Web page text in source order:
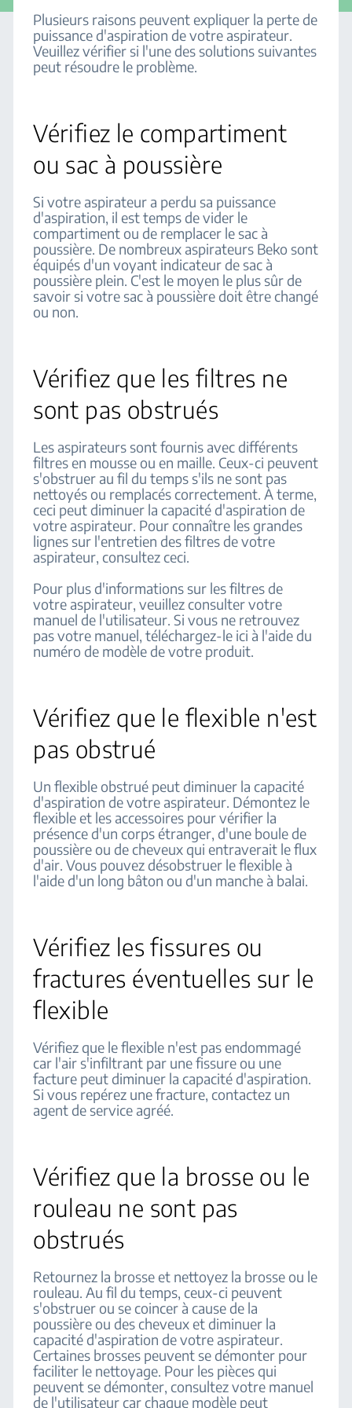
Plusieurs raisons peuvent expliquer la perte de
puissance d'aspiration de votre aspirateur.
Veuillez vérifier si l'une des solutions suivantes
peut résoudre le problème.
Vérifiez le compartiment
ou sac à poussière
Si votre aspirateur a perdu sa puissance
d'aspiration, il est temps de vider le
compartiment ou de remplacer le sac à
poussière. De nombreux aspirateurs Beko sont
équipés d'un voyant indicateur de sac à
poussière plein. C'est le moyen le plus sûr de
savoir si votre sac à poussière doit être changé
ou non.
Vérifiez que les filtres ne
sont pas obstrués
Les aspirateurs sont fournis avec différents
filtres en mousse ou en maille. Ceux-ci peuvent
s'obstruer au fil du temps s'ils ne sont pas
nettoyés ou remplacés correctement. À terme,
ceci peut diminuer la capacité d'aspiration de
votre aspirateur. Pour connaître les grandes
lignes sur l'entretien des filtres de votre
aspirateur, consultez ceci.
Pour plus d'informations sur les filtres de
votre aspirateur, veuillez consulter votre
manuel de l'utilisateur. Si vous ne retrouvez
pas votre manuel, téléchargez-le ici à l'aide du
numéro de modèle de votre produit.
Vérifiez que le flexible n'est
pas obstrué
Un flexible obstrué peut diminuer la capacité
d'aspiration de votre aspirateur. Démontez le
flexible et les accessoires pour vérifier la
présence d'un corps étranger, d'une boule de
poussière ou de cheveux qui entraverait le flux
d'air. Vous pouvez désobstruer le flexible à
l'aide d'un long bâton ou d'un manche à balai.
Vérifiez les fissures ou
fractures éventuelles sur le
flexible
Vérifiez que le flexible n'est pas endommagé
car l'air s'infiltrant par une fissure ou une
facture peut diminuer la capacité d'aspiration.
Si vous repérez une fracture, contactez un
agent de service agréé.
Vérifiez que la brosse ou le
rouleau ne sont pas
obstrués
Retournez la brosse et nettoyez la brosse ou le
rouleau. Au fil du temps, ceux-ci peuvent
s'obstruer ou se coincer à cause de la
poussière ou des cheveux et diminuer la
capacité d'aspiration de votre aspirateur.
Certaines brosses peuvent se démonter pour
faciliter le nettoyage. Pour les pièces qui
peuvent se démonter, consultez votre manuel
de l'utilisateur car chaque modèle peut